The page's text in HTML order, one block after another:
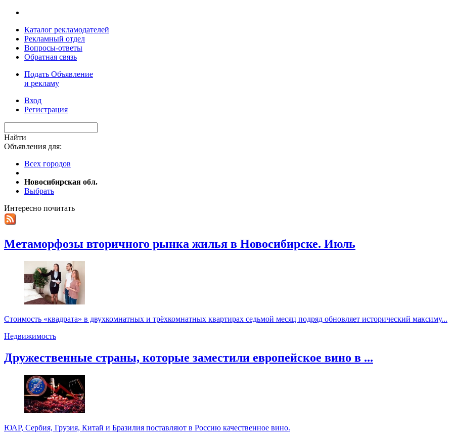
Каталог рекламодателей
Рекламный отдел
Вопросы-ответы
Обратная связь
Подать Объявление
и рекламу
Вход
Регистрация
Найти
Объявления для:
Всех городов
Новосибирская обл.
Выбрать
Интересно почитать
Метаморфозы вторичного рынка жилья в Новосибирске. Июль
Стоимость «квадрата» в двухкомнатных и трёхкомнатных квартирах седьмой месяц подряд обновляет исторический максиму...
Недвижимость
Дружественные страны, которые заместили европейское вино в ...
ЮАР, Сербия, Грузия, Китай и Бразилия поставляют в Россию качественное вино.